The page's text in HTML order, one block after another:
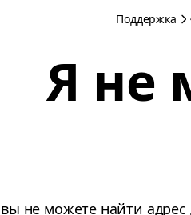
Поддержка
Я не
не можете найти адрес